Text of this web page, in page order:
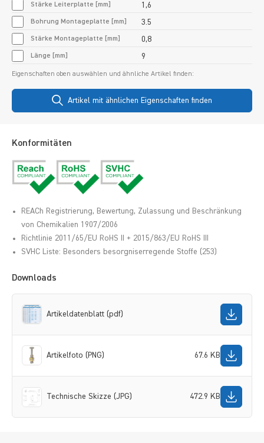
Stärke Leiterplatte [mm] 1,6
Bohrung Montageplatte [mm] 3.5
Stärke Montageplatte [mm] 0,8
Länge [mm] 9
Eigenschaften oben auswählen und ähnliche Artikel finden:
Artikel mit ähnlichen Eigenschaften finden
Konformitäten
REACh Registrierung, Bewertung, Zulassung und Beschränkung
von Chemikalien 1907/2006
Richtlinie 2011/65/EU RoHS II + 2015/863/EU RoHS III
SVHC Liste: Besonders besorgniserregende Stoffe (253)
Downloads
Artikeldatenblatt (pdf)
Artikelfoto (PNG) 67.6 KB
Technische Skizze (JPG) 472.9 KB